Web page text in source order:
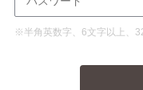
※半角英数字、6文字以上、